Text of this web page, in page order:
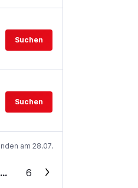
Suchen
Suchen
am 28.07.
... 6